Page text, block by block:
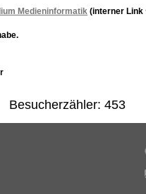
Medieninformatik (interner Link
Besucherzähler: 453